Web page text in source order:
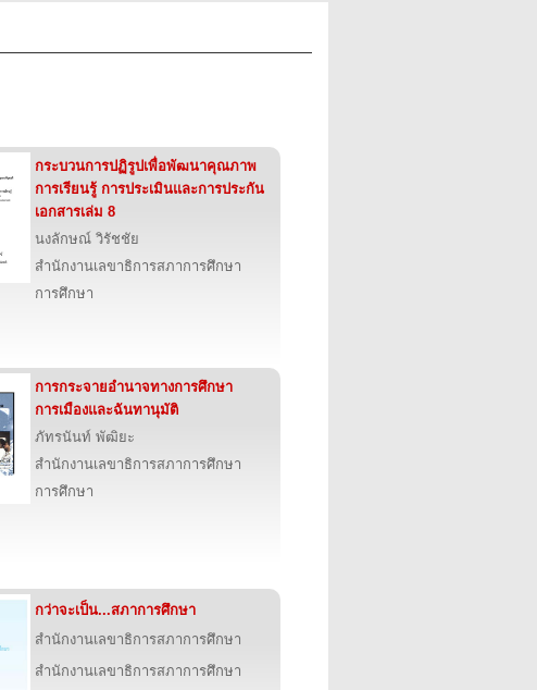
กระบวนการปฏิรูปเพื่อพัฒนาคุณภาพ
การเรียนรู้ การประเมินและการประกัน
เอกสารเล่ม 8
นงลักษณ์ วิรัชชัย
สำนักงานเลขาธิการสภาการศึกษา
การศึกษา
การกระจายอำนาจทางการศึกษา
การเมืองและฉันทานุมัติ
ภัทรนันท์ พัฒิยะ
สำนักงานเลขาธิการสภาการศึกษา
การศึกษา
กว่าจะเป็น...สภาการศึกษา
สำนักงานเลขาธิการสภาการศึกษา
สำนักงานเลขาธิการสภาการศึกษา